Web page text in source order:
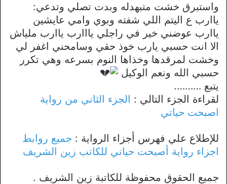
واستبرق خشت متبهدله وبدت تصلي وتدعي:
ياارب ع اليتم اللي شفته وبوي وامي عايشين
ياارب عوضني خير في راجلي يااارب ياارب ملياش
الا انت حسبي يارب خوذ حقي وسامحني اغفر لي
وخشت لمرقدها وخذاها النوم بسرعه وهي تكرر
حسبي الله ونعم الوكيل
يتبع ……….
لقراءة الجزء التالي : الجزء الثاني من رواية
اصبحت حياتي
للإطلاع علي فهرس أجزاء الرواية : جميع روابط
اجزاء رواية أصبحت حياتي للكاتب زين الشريف
جميع الحقوق محفوظة للكاتبة زين الشريف .